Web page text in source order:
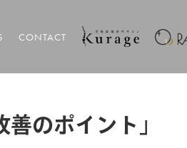
CONTACT
のポイント」